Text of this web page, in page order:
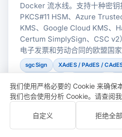
Docker 流水线。支持十种密钥
PKCS#11 HSM、Azure
KMS、Google Cloud KMS、
Certum SimplySign、CSC v2
电子发票和劳动合同的欧盟国家
sgcSign XAdES / PAdES /
Server + REST API
我们使用严格必要的 Cookie 来确保
我们也会使用分析 Cookie。请查阅
自定义 拒绝全部